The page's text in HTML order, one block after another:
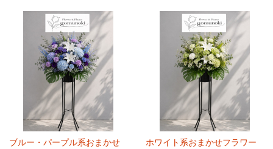
ブルー・パープル系おまかせ
ホワイト系おまかせフラワー